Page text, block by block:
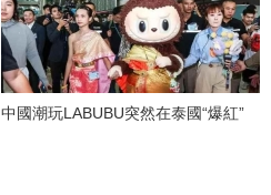
中國潮玩LABUBU突然在泰國“爆紅”